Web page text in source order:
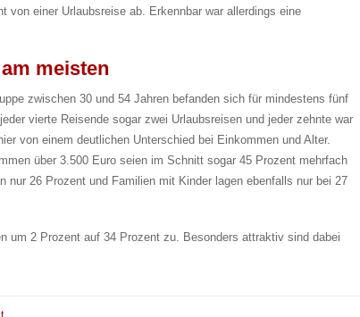
einer Urlaubsreise ab. Erkennbar war allerdings eine
meisten
zwischen 30 und 54 Jahren befanden sich für mindestens fünf
vierte Reisende sogar zwei Urlaubsreisen und jeder zehnte war
von einem deutlichen Unterschied bei Einkommen und Alter.
über 3.500 Euro seien im Schnitt sogar 45 Prozent mehrfach
nur 26 Prozent und Familien mit Kinder lagen ebenfalls nur bei 27
um 2 Prozent auf 34 Prozent zu. Besonders attraktiv sind dabei